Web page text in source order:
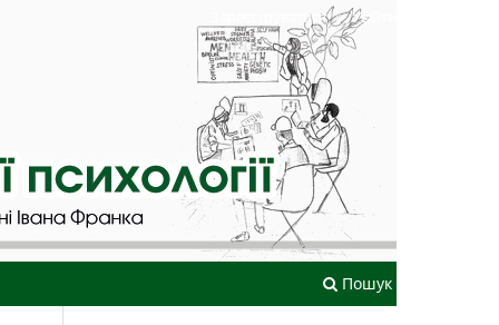
Пошук
Зареєструватися Увійти